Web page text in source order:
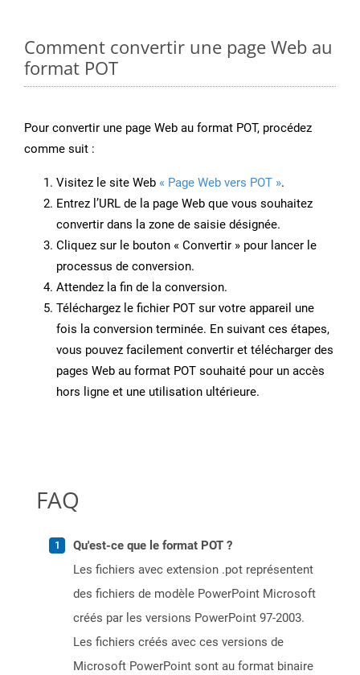
Comment convertir une page Web au
format POT
Pour convertir une page Web au format POT, procédez
comme suit :
Visitez le site Web « Page Web vers POT ».
Entrez l’URL de la page Web que vous souhaitez
convertir dans la zone de saisie désignée.
Cliquez sur le bouton « Convertir » pour lancer le
processus de conversion.
Attendez la fin de la conversion.
Téléchargez le fichier POT sur votre appareil une
fois la conversion terminée. En suivant ces étapes,
vous pouvez facilement convertir et télécharger des
pages Web au format POT souhaité pour un accès
hors ligne et une utilisation ultérieure.
FAQ
Qu'est-ce que le format POT ?
Les fichiers avec extension .pot représentent
des fichiers de modèle PowerPoint Microsoft
créés par les versions PowerPoint 97-2003.
Les fichiers créés avec ces versions de
Microsoft PowerPoint sont au format binaire